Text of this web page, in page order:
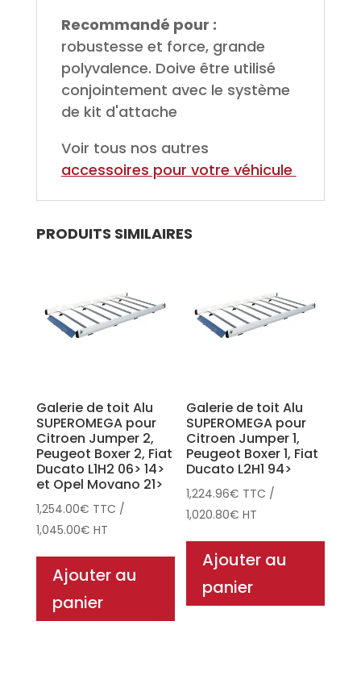
Recommandé pour :
robustesse et force, grande
polyvalence. Doive être utilisé
conjointement avec le système
de kit d'attache
Voir tous nos autres
accessoires pour votre véhicule
PRODUITS SIMILAIRES
Galerie de toit Alu
SUPEROMEGA pour
Citroen Jumper 2,
Peugeot Boxer 2, Fiat
Ducato L1H2 06> 14>
et Opel Movano 21>
1,254.00€ TTC /
1,045.00€ HT
Ajouter au
panier
Galerie de toit Alu
SUPEROMEGA pour
Citroen Jumper 1,
Peugeot Boxer 1, Fiat
Ducato L2H1 94>
1,224.96€ TTC /
1,020.80€ HT
Ajouter au
panier